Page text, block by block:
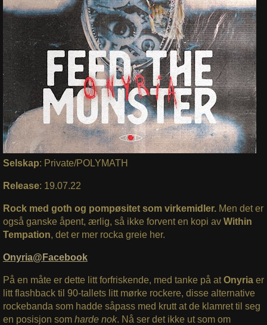
Selskap: Private/POLYMATH
Release: 19.07.22
Rock med goth og pompøsitet som virkemidler. Men det er
også ganske åpent, ærlig, så ikke forvent en kopi av Within
Tempation, det er mer rocka greie her.
Onyria@Facebook
På en måte er dette litt forfriskende, med tanke på atOnyria er
litt flashback til 90-tallets litt mørke rockere, disse alternative
rockebanda som hadde såpass med krutt at de klamret til seg
en posisjon som harde nok. Nå ser det ikke ut som om